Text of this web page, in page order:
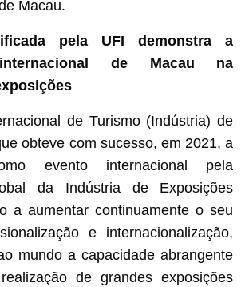
Macau.
pela UFI demonstra a
de Macau na
de Turismo (Indústria) de
obteve com sucesso, em 2021, a
evento internacional pela
da Indústria de Exposições
a aumentar continuamente o seu
e internacionalização,
mundo a capacidade abrangente
de grandes exposições